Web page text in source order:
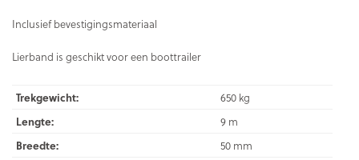
Inclusief bevestigingsmateriaal
Lierband is geschikt voor een boottrailer
Trekgewicht:
650 kg
Lengte:
9 m
Breedte:
50 mm